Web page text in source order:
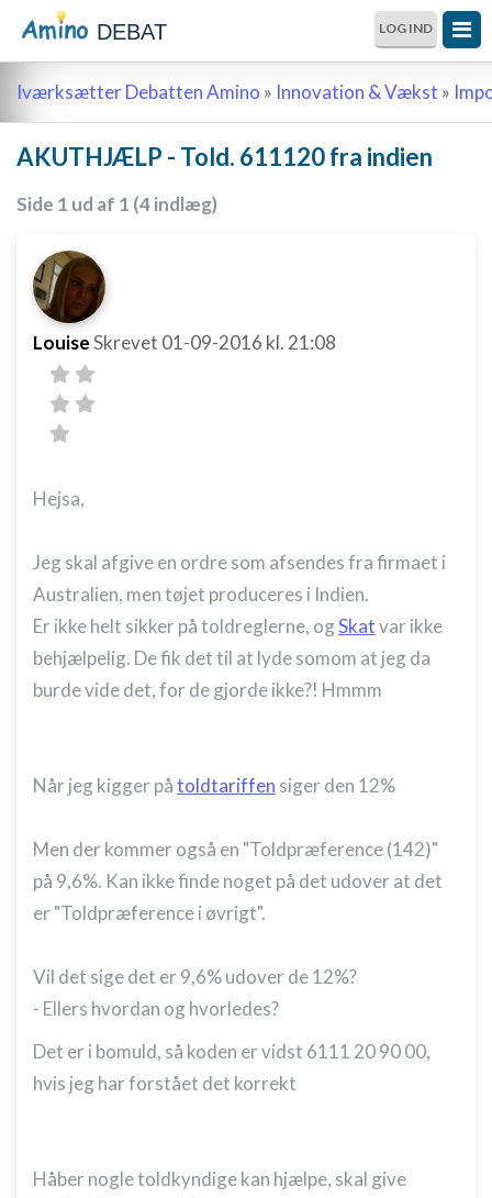
DEBAT LOG IND
Iværksætter Debatten Amino » Innovation & Vækst »
AKUTHJÆLP - Told. 611120 fra indien
Side 1 ud af 1 (4 indlæg)
LouiseSkrevet 01-09-2016 kl. 21:08
Hejsa,
Jeg skal afgive en ordre som afsendes fra firmaet i
Australien, men tøjet produceres i Indien.
Er ikke helt sikker på toldreglerne, ogSkatvar ikke
behjælpelig. De fik det til at lyde somom at jeg da
burde vide det, for de gjorde ikke?! Hmmm
Når jeg kigger påtoldtariffen siger den 12%
Men der kommer også en "Toldpræference (142)"
på 9,6%. Kan ikke finde noget på det udover at det
er "Toldpræference i øvrigt".
Vil det sige det er 9,6% udover de 12%?
- Ellers hvordan og hvorledes?
Det er i bomuld, så koden er vidst 6111 20 90 00,
hvis jeg har forstået det korrekt
Håber nogle toldkyndige kan hjælpe, skal give